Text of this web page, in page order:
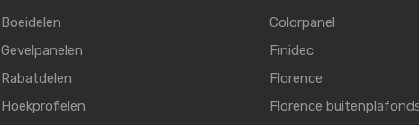
Boeidelen
Gevelpanelen
Rabatdelen
Hoekprofielen
Colorpanel
Finidec
Florence
Florence